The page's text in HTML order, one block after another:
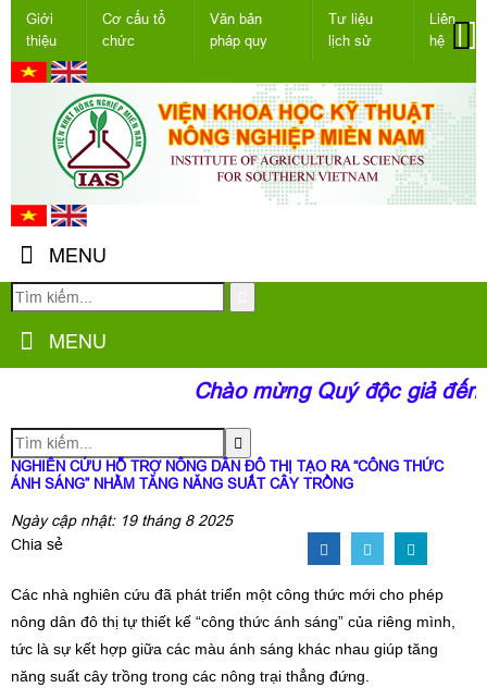
Giới
thiệu
Cơ cấu tổ
chức
Văn bản
pháp quy
Tư liệu
lịch sử
Liên
hệ
MENU
MENU
Chào mừng Quý độc giả đến
NGHIÊN CỨU HỖ TRỢ NÔNG DÂN ĐÔ THỊ TẠO RA “CÔNG THỨC
ÁNH SÁNG” NHẰM TĂNG NĂNG SUẤT CÂY TRỒNG
Ngày cập nhật: 19 tháng 8 2025
Chia sẻ
Các nhà nghiên cứu đã phát triển một công thức mới cho phép
nông dân đô thị tự thiết kế “công thức ánh sáng” của riêng mình,
tức là sự kết hợp giữa các màu ánh sáng khác nhau giúp tăng
năng suất cây trồng trong các nông trại thẳng đứng.